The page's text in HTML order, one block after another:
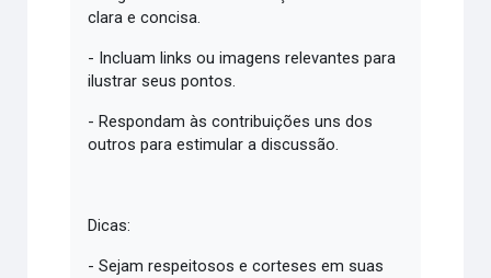
clara e concisa.
- Incluam links ou imagens relevantes para
ilustrar seus pontos.
- Respondam às contribuições uns dos
outros para estimular a discussão.
Dicas:
- Sejam respeitosos e corteses em suas